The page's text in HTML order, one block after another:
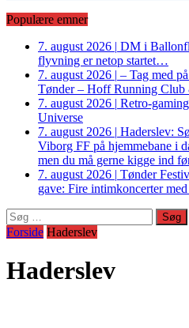
Populære emner
7. august 2026 | DM i
flyvning er netop startet…
7. august 2026 | – Tag med
Tønder – Hoff Running Club
7. august 2026 | Retro-
Universe
7. august 2026 | Haderslev:
Viborg FF på hjemmebane i
men du må gerne kigge ind
7. august 2026 | Tønder
gave: Fire intimkoncerter
Søg
efter:
Forside Haderslev
Haderslev